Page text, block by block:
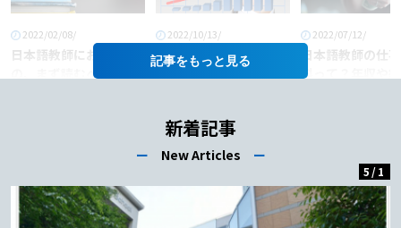
2022/02/08/
日本語教師におすすめ
の、まず読むべき本6
2022/10/13/
「日本語教師」という
職業に将来性はある
2022/07/12/
日本語教師の仕
料って？年収や
記事を
新着記事
ー New Articles ー
5 /1